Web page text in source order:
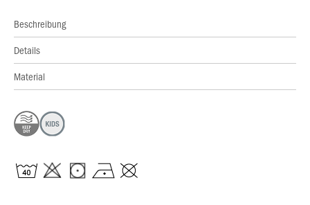
Beschreibung
Details
Material